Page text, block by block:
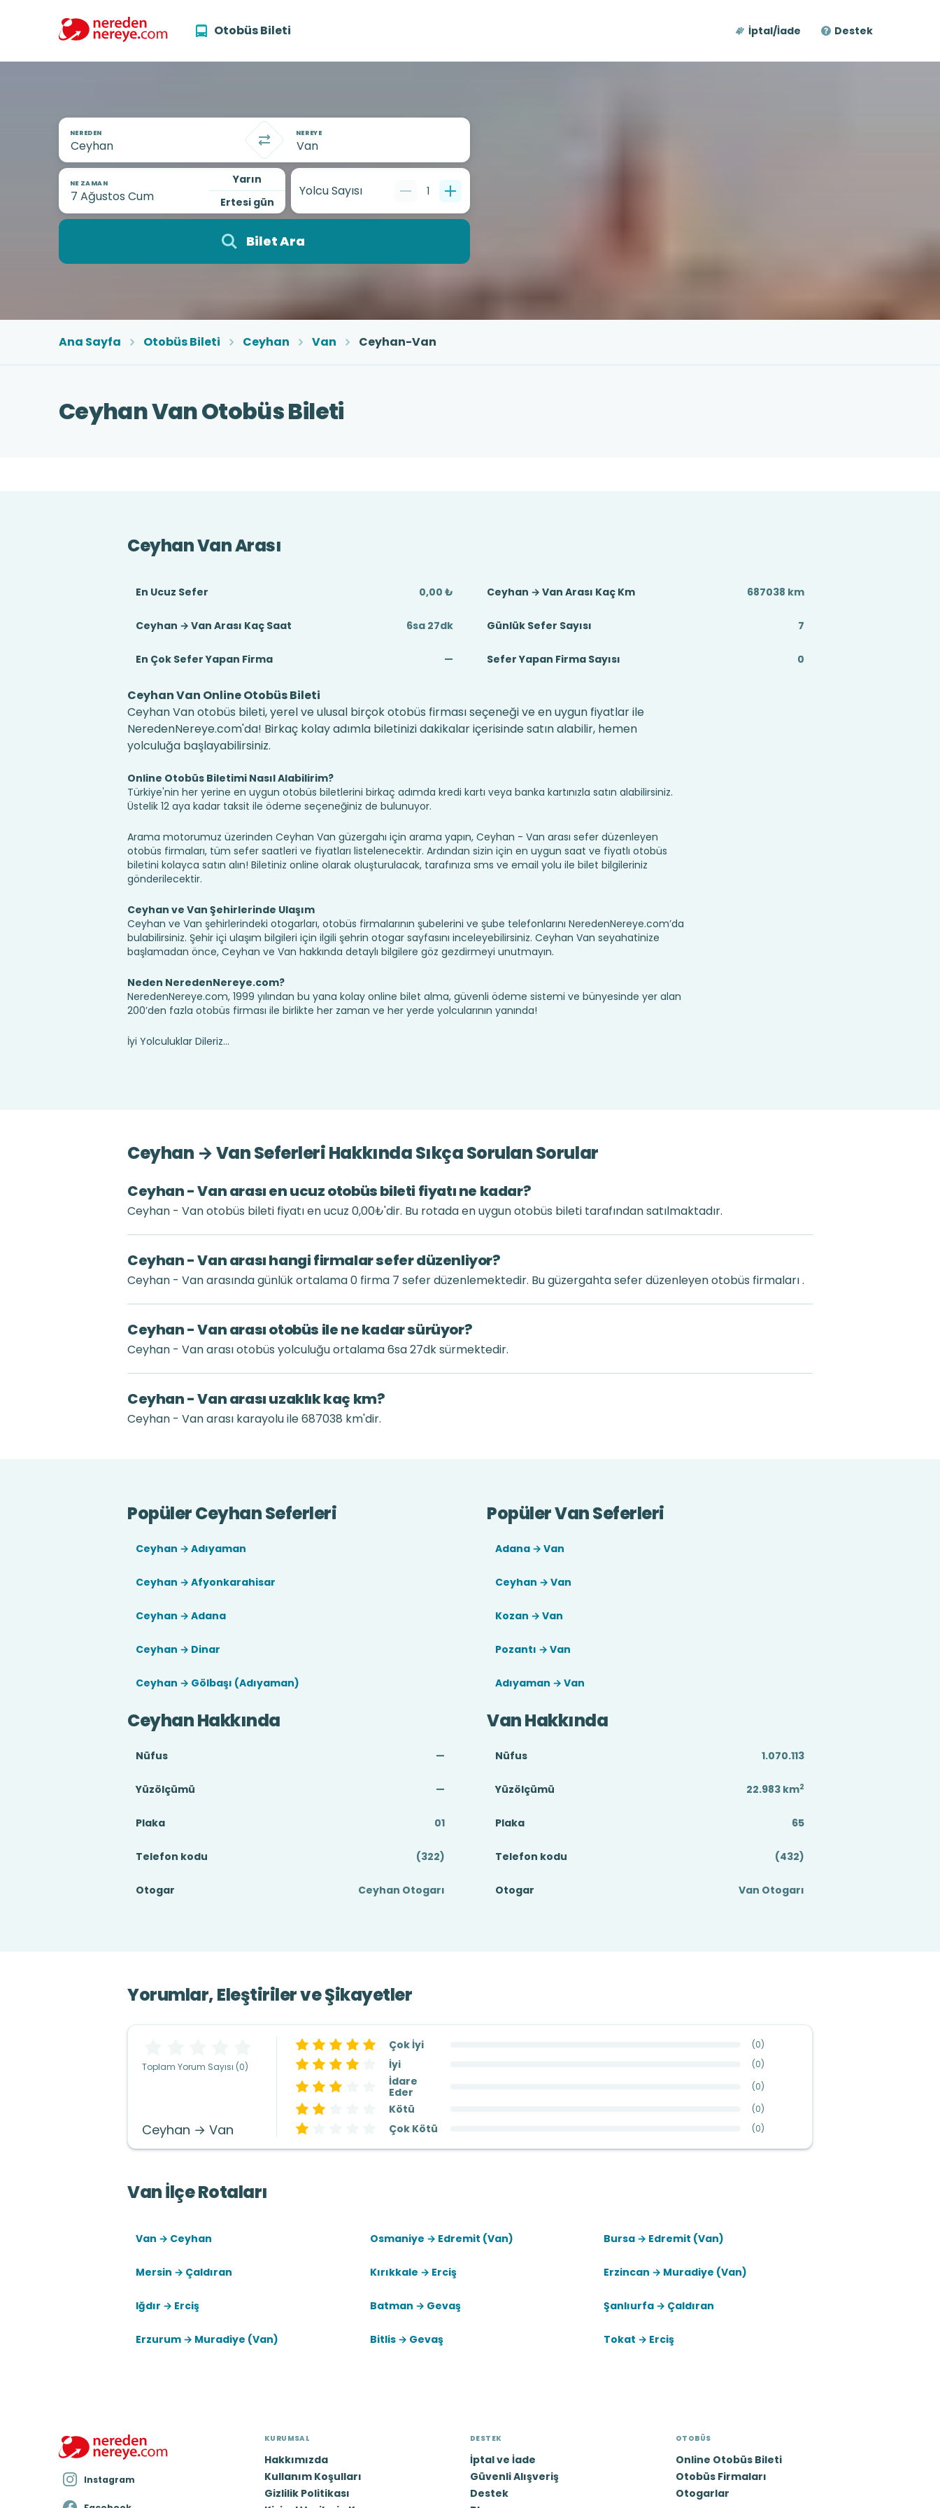
Otobüs Bileti İptal/İade Destek
NEREDEN NEREYE
NE ZAMAN
Yarın
Ertesi gün
Yolcu Sayısı 1
Bilet Ara
Ana Sayfa Otobüs Bileti Ceyhan Van Ceyhan-Van
Ceyhan Van Otobüs Bileti
Ceyhan Van Arası
En Ucuz Sefer 0,00 ₺ Ceyhan → Van Arası Kaç Km 687038 km
Ceyhan → Van Arası Kaç Saat 6sa 27dk Günlük Sefer Sayısı 7
En Çok Sefer Yapan Firma — Sefer Yapan Firma Sayısı 0
Ceyhan Van Online Otobüs Bileti
Ceyhan Van otobüs bileti, yerel ve ulusal birçok otobüs firması seçeneği ve en uygun fiyatlar ile
NeredenNereye.com'da! Birkaç kolay adımla biletinizi dakikalar içerisinde satın alabilir, hemen
yolculuğa başlayabilirsiniz.
Online Otobüs Biletimi Nasıl Alabilirim?
Türkiye'nin her yerine en uygun otobüs biletlerini birkaç adımda kredi kartı veya banka kartınızla satın alabilirsiniz.
Üstelik 12 aya kadar taksit ile ödeme seçeneğiniz de bulunuyor.
Arama motorumuz üzerinden Ceyhan Van güzergahı için arama yapın, Ceyhan - Van arası sefer düzenleyen
otobüs firmaları, tüm sefer saatleri ve fiyatları listelenecektir. Ardından sizin için en uygun saat ve fiyatlı otobüs
biletini kolayca satın alın! Biletiniz online olarak oluşturulacak, tarafınıza sms ve email yolu ile bilet bilgileriniz
gönderilecektir.
Ceyhan ve Van Şehirlerinde Ulaşım
Ceyhan ve Van şehirlerindeki otogarları, otobüs firmalarının şubelerini ve şube telefonlarını NeredenNereye.com’da
bulabilirsiniz. Şehir içi ulaşım bilgileri için ilgili şehrin otogar sayfasını inceleyebilirsiniz. Ceyhan Van seyahatinize
başlamadan önce, Ceyhan ve Van hakkında detaylı bilgilere göz gezdirmeyi unutmayın.
Neden NeredenNereye.com?
NeredenNereye.com, 1999 yılından bu yana kolay online bilet alma, güvenli ödeme sistemi ve bünyesinde yer alan
200’den fazla otobüs firması ile birlikte her zaman ve her yerde yolcularının yanında!
İyi Yolculuklar Dileriz...
Ceyhan → Van Seferleri Hakkında Sıkça Sorulan Sorular
Ceyhan - Van arası en ucuz otobüs bileti fiyatı ne kadar?
Ceyhan - Van otobüs bileti fiyatı en ucuz 0,00₺'dir. Bu rotada en uygun otobüs bileti tarafından satılmaktadır.
Ceyhan - Van arası hangi firmalar sefer düzenliyor?
Ceyhan - Van arasında günlük ortalama 0 firma 7 sefer düzenlemektedir. Bu güzergahta sefer düzenleyen otobüs firmaları .
Ceyhan - Van arası otobüs ile ne kadar sürüyor?
Ceyhan - Van arası otobüs yolculuğu ortalama 6sa 27dk sürmektedir.
Ceyhan - Van arası uzaklık kaç km?
Ceyhan - Van arası karayolu ile 687038 km'dir.
Popüler Ceyhan Seferleri
Ceyhan → Adıyaman
Ceyhan → Afyonkarahisar
Ceyhan → Adana
Ceyhan → Dinar
Ceyhan → Gölbaşı (Adıyaman)
Popüler Van Seferleri
Adana → Van
Ceyhan → Van
Kozan → Van
Pozantı → Van
Adıyaman → Van
Ceyhan Hakkında
Nüfus —
Yüzölçümü —
Plaka 01
Telefon kodu (322)
Otogar Ceyhan Otogarı
Van Hakkında
Nüfus 1.070.113
Yüzölçümü 22.983 km2
Plaka 65
Telefon kodu (432)
Otogar Van Otogarı
Yorumlar, Eleştiriler ve Şikayetler
Toplam Yorum Sayısı (0)
Ceyhan → Van
Çok İyi (0)
İyi (0)
İdare
Eder
(0)
Kötü (0)
Çok Kötü (0)
Van İlçe Rotaları
Van → Ceyhan Osmaniye → Edremit (Van) Bursa → Edremit (Van)
Mersin → Çaldıran Kırıkkale → Erciş Erzincan → Muradiye (Van)
Iğdır → Erciş Batman → Gevaş Şanlıurfa → Çaldıran
Erzurum → Muradiye (Van) Bitlis → Gevaş Tokat → Erciş
Instagram
KURUMSAL
Hakkımızda
Kullanım Koşulları
Gizlilik Politikası
DESTEK
İptal ve İade
Güvenli Alışveriş
Destek
OTOBÜS
Online Otobüs Bileti
Otobüs Firmaları
Otogarlar